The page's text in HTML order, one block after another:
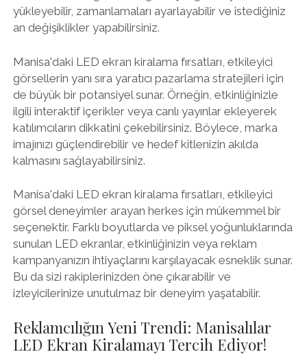
yükleyebilir, zamanlamaları ayarlayabilir ve istediğiniz
an değişiklikler yapabilirsiniz.
Manisa'daki LED ekran kiralama fırsatları, etkileyici
görsellerin yanı sıra yaratıcı pazarlama stratejileri için
de büyük bir potansiyel sunar. Örneğin, etkinliğinizle
ilgili interaktif içerikler veya canlı yayınlar ekleyerek
katılımcıların dikkatini çekebilirsiniz. Böylece, marka
imajınızı güçlendirebilir ve hedef kitlenizin akılda
kalmasını sağlayabilirsiniz.
Manisa'daki LED ekran kiralama fırsatları, etkileyici
görsel deneyimler arayan herkes için mükemmel bir
seçenektir. Farklı boyutlarda ve piksel yoğunluklarında
sunulan LED ekranlar, etkinliğinizin veya reklam
kampanyanızın ihtiyaçlarını karşılayacak esneklik sunar.
Bu da sizi rakiplerinizden öne çıkarabilir ve
izleyicilerinize unutulmaz bir deneyim yaşatabilir.
Reklamcılığın Yeni Trendi: Manisalılar
LED Ekran Kiralamayı Tercih Ediyor!